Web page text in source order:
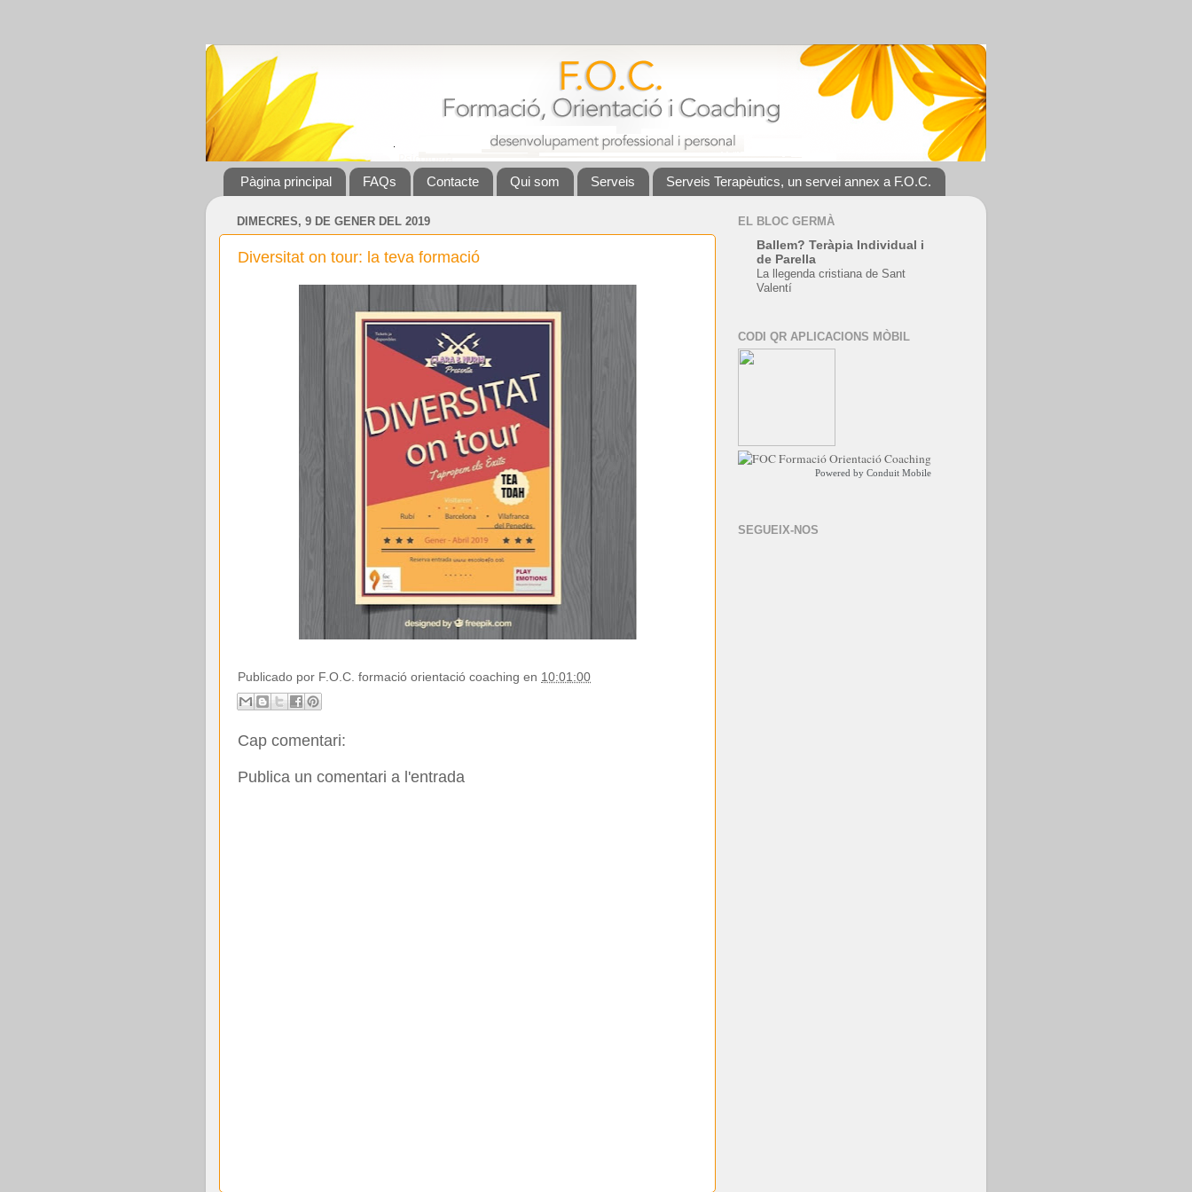
Pàgina principal FAQs Contacte Qui som Serveis Serveis Terapèutics, un servei annex a F.O.C.
DIMECRES, 9 DE GENER DEL 2019
Diversitat on tour: la teva formació
Publicado por F.O.C. formació orientació coaching en 10:01:00
Cap comentari:
Publica un comentari a l'entrada
EL BLOC GERMÀ
Ballem? Teràpia Individual i
de Parella
La llegenda cristiana de Sant
Valentí
CODI QR APLICACIONS MÒBIL
Powered by Conduit Mobile
SEGUEIX-NOS